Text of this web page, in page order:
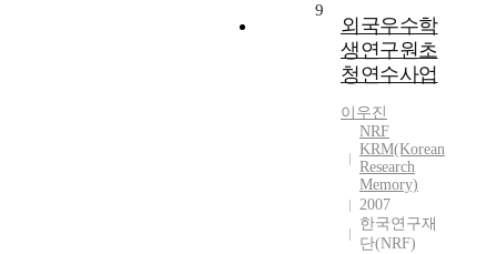
9
외국우수학
생연구원초
청연수사업
이우진
NRF
KRM(Korean
Research
Memory)
2007
한국연구재
단(NRF)